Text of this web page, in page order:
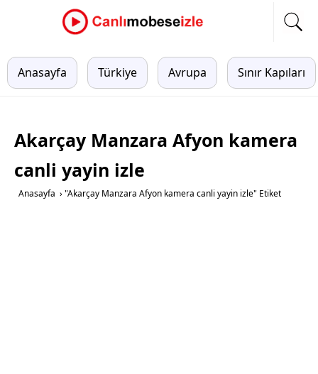
Anasayfa Türkiye Avrupa Sınır Kapıları
Akarçay Manzara Afyon kamera
canli yayin izle
Anasayfa › "Akarçay Manzara Afyon kamera canli yayin izle" Etiket